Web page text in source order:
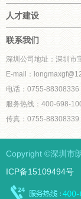
人才建设
联系我们
深圳公司地址：深圳市
E-mail：
电话：0755-88308336
服务热线：400-698-
传真：0755-88308339
Copyright ©深圳市
ICP备15109494号